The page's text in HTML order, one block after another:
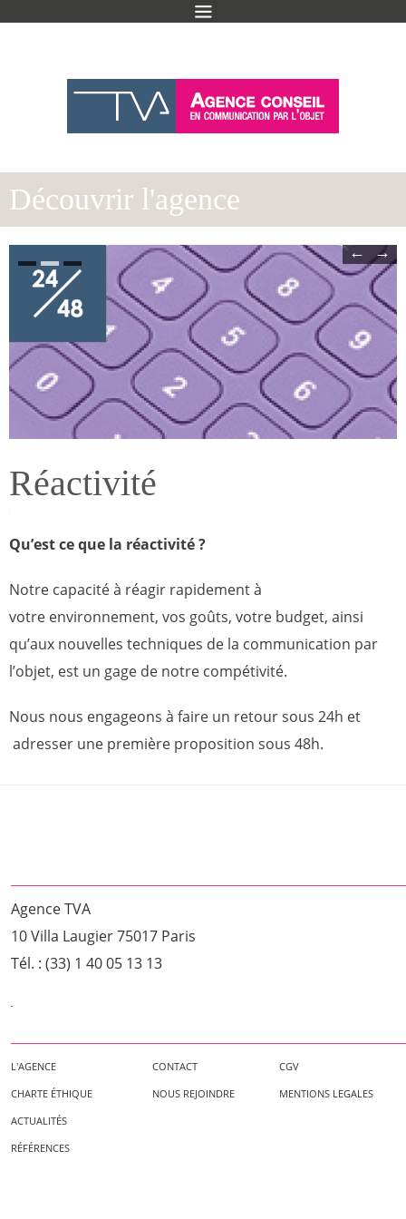
Découvrir l'agence
← →
Réactivité
Qu’est ce que la réactivité ?
Notre capacité à réagir rapidement à
votre environnement, vos goûts, votre budget, ainsi
qu’aux nouvelles techniques de la communication par
l’objet, est un gage de notre compétivité.
Nous nous engageons à faire un retour sous 24h et
adresser une première proposition sous 48h.
Agence TVA
10 Villa Laugier 75017 Paris
Tél. : (33) 1 40 05 13 13
L'AGENCE
CHARTE ÉTHIQUE
ACTUALITÉS
RÉFÉRENCES
CONTACT
NOUS REJOINDRE
CGV
MENTIONS LEGALES